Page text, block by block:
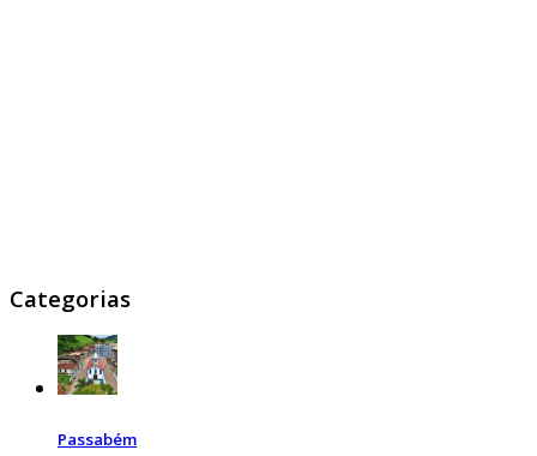
Categorias
Passabém